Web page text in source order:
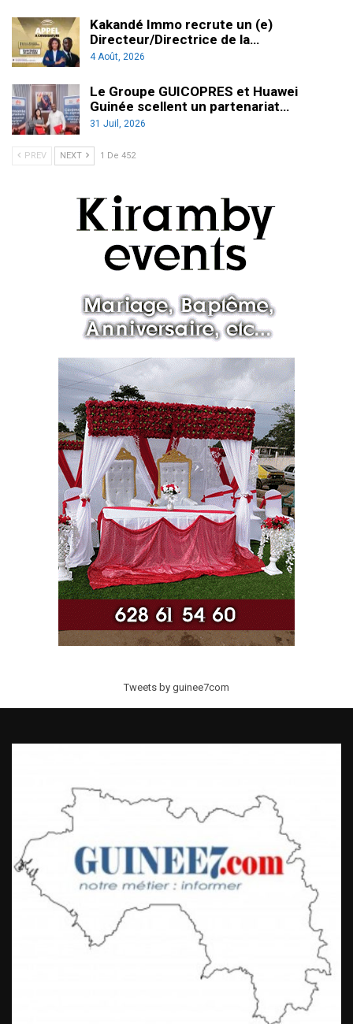
Kakandé Immo recrute un (e)
Directeur/Directrice de la…
4 Août, 2026
Le Groupe GUICOPRES et Huawei
Guinée scellent un partenariat…
31 Juil, 2026
PREV NEXT 1 De 452
Tweets by guinee7com